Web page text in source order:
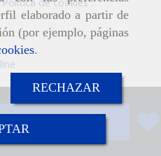
elaborado a partir de
(por ejemplo, páginas
.
RECHAZAR